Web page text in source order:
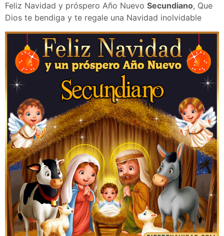
Feliz Navidad y próspero Año Nuevo Secundiano, Que
Dios te bendiga y te regale una Navidad inolvidable